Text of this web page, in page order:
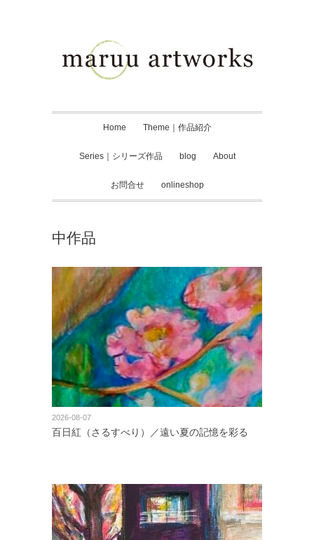
Home Theme｜作品紹介
Series｜シリーズ作品 blog About
お問合せ onlineshop
中作品
2026-08-07
百日紅（さるすべり）／遠い夏の記憶を彩る